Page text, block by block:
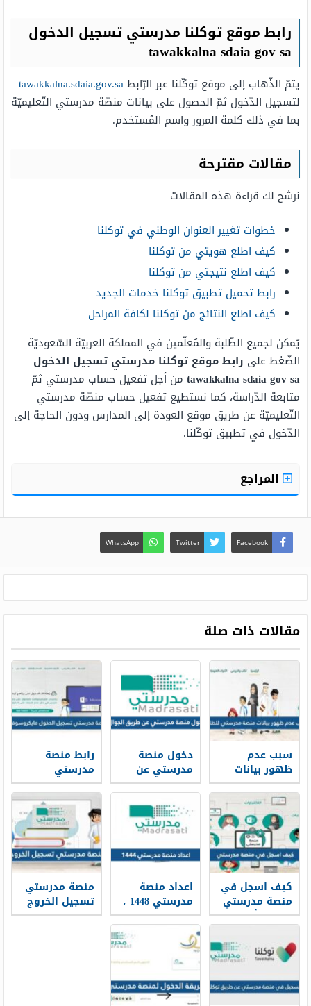
رابط موقع توكلنا مدرستي تسجيل الدخول
tawakkalna sdaia gov sa
يتمّ الذّهاب إلى موقع توكّلنا عبر الرّابطtawakkalna.sdaia.gov.sa
لتسجيل الدّخول ثمّ الحصول على بيانات منصّة مدرستي التّعليميّة
بما في ذلك كلمة المرور واسم المُستخدم.
مقالات مقترحة
نرشح لك قراءة هذه المقالات
خطوات تغيير العنوان الوطني في توكلنا
كيف اطلع هويتي من توكلنا
كيف اطلع نتيجتي من توكلنا
رابط تحميل تطبيق توكلنا خدمات الجديد
كيف اطلع النتائج من توكلنا لكافة المراحل
يُمكن لجميع الطّلبة والمُعلّمين في المملكة العربيّة السّعوديّة
الضّغط على رابط موقع توكلنا مدرستي تسجيل الدخول
tawakkalna sdaia gov sa من أجل تفعيل حساب مدرستي ثمّ
متابعة الدّراسة، كما نستطيع تفعيل حساب منصّة مدرستي
التّعليميّة عن طريق موقع العودة إلى المدارس ودون الحاجة إلى
الدّخول في تطبيق توكّلنا.
المراجع
Facebook
Twitter
WhatsApp
مقالات ذات صلة
سبب عدم
ظهور بيانات
منصة مدرستي
للطلاب
دخول منصة
مدرستي عن
طريق الجوال
1448
رابط منصة
مدرستي
تسجيل الدخول
مايكروسوفت
2026
كيف اسجل في
منصة مدرستي
كطالب أو معلم
1448
اعداد منصة
مدرستي 1448 ،
كيفية تسكين
الطلاب وتجهيز
الفصول
منصة مدرستي
تسجيل الخروج
1448 ، سبب